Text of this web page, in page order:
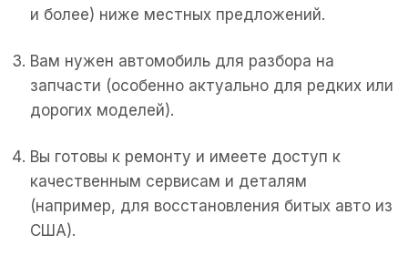
и более) ниже местных предложений.
Вам нужен автомобиль для разбора на
запчасти (особенно актуально для редких или
дорогих моделей).
Вы готовы к ремонту и имеете доступ к
качественным сервисам и деталям
(например, для восстановления битых авто из
США).